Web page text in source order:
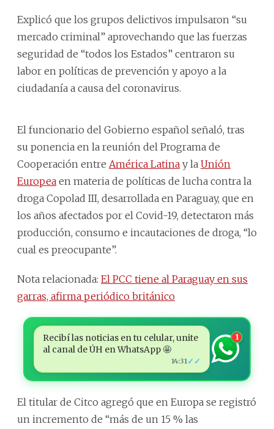
Explicó que los grupos delictivos impulsaron “su
mercado criminal” aprovechando que las fuerzas
seguridad de “todos los Estados” centraron su
labor en políticas de prevención y apoyo a la
ciudadanía a causa del coronavirus.
El funcionario del Gobierno español señaló, tras
su ponencia en la reunión del Programa de
Cooperación entre América Latina y la Unión
Europea en materia de políticas de lucha contra la
droga Copolad III, desarrollada en Paraguay, que en
los años afectados por el Covid-19, detectaron más
producción, consumo e incautaciones de droga, “lo
cual es preocupante”.
Nota relacionada: El PCC tiene al Paraguay en sus
garras, afirma periódico británico
Recibí las noticias en tu celular, unite
al canal de ÚH en WhatsApp 🤩
14:31 ✓✓
1
El titular de Citco agregó que en Europa se registró
un incremento de “más de un 15 % las